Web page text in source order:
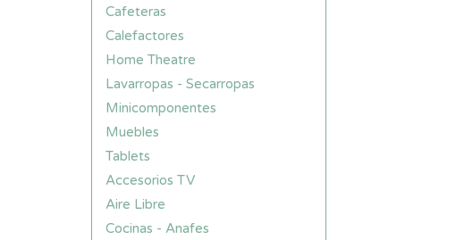
Cafeteras
Calefactores
Home Theatre
Lavarropas - Secarropas
Minicomponentes
Muebles
Tablets
Accesorios TV
Aire Libre
Cocinas - Anafes